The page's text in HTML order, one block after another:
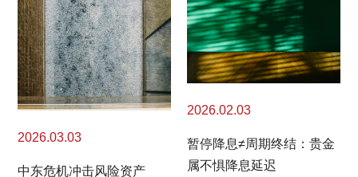
2026.03.03
中东危机冲击风险资产
2026.02.03
暂停降息≠周期终结：贵金
属不惧降息延迟